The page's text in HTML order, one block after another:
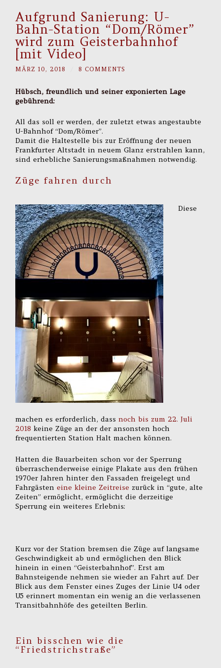
Aufgrund Sanierung: U-
Bahn-Station “Dom/Römer”
wird zum Geisterbahnhof
[mit Video]
MÄRZ 10, 2018 8 COMMENTS
Hübsch, freundlich und seiner exponierten Lage
gebührend:
All das soll er werden, der zuletzt etwas angestaubte
U-Bahnhof “Dom/Römer”.
Damit die Haltestelle bis zur Eröffnung der neuen
Frankfurter Altstadt in neuem Glanz erstrahlen kann,
sind erhebliche Sanierungsmaßnahmen notwendig.
Züge fahren durch
Diese
machen es erforderlich, dassnoch bis zum 22. Juli
2018 keine Züge an der der ansonsten hoch
frequentierten Station Halt machen können.
Hatten die Bauarbeiten schon vor der Sperrung
überraschenderweise einige Plakate aus den frühen
1970er Jahren hinter den Fassaden freigelegt und
Fahrgästeneine kleine Zeitreise zurück in “gute, alte
Zeiten” ermöglicht, ermöglicht die derzeitige
Sperrung ein weiteres Erlebnis:
Kurz vor der Station bremsen die Züge auf langsame
Geschwindigkeit ab und ermöglichen den Blick
hinein in einen “Geisterbahnhof”. Erst am
Bahnsteigende nehmen sie wieder an Fahrt auf. Der
Blick aus dem Fenster eines Zuges der Linie U4 oder
U5 erinnert momentan ein wenig an die verlassenen
Transitbahnhöfe des geteilten Berlin.
Ein bisschen wie die
“Friedstrichstraße”